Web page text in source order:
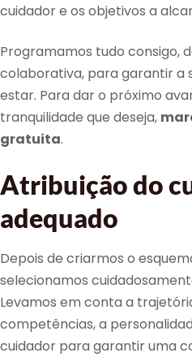
cuidador e os objetivos a
Programamos tudo consigo,
colaborativa, para garantir a
estar. Para dar o próximo
tranquilidade que deseja,
gratuita.
Atribuição do
adequado
Depois de criarmos o
selecionamos
Levamos em conta a
competências, a
cuidador para garantir uma